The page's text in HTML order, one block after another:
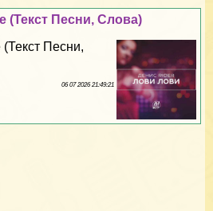
(Текст Песни, Слова)
Песни,
06 07 2026 21:49:21